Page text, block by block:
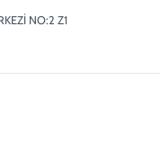
NO:2 Z1